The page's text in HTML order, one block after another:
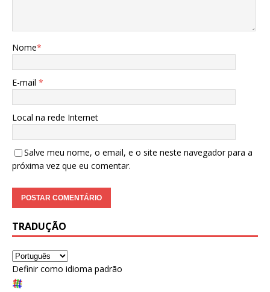
Nome*
E-mail *
Local na rede Internet
Salve meu nome, o email, e o site neste navegador para a
próxima vez que eu comentar.
TRADUÇÃO
Definir como idioma padrão